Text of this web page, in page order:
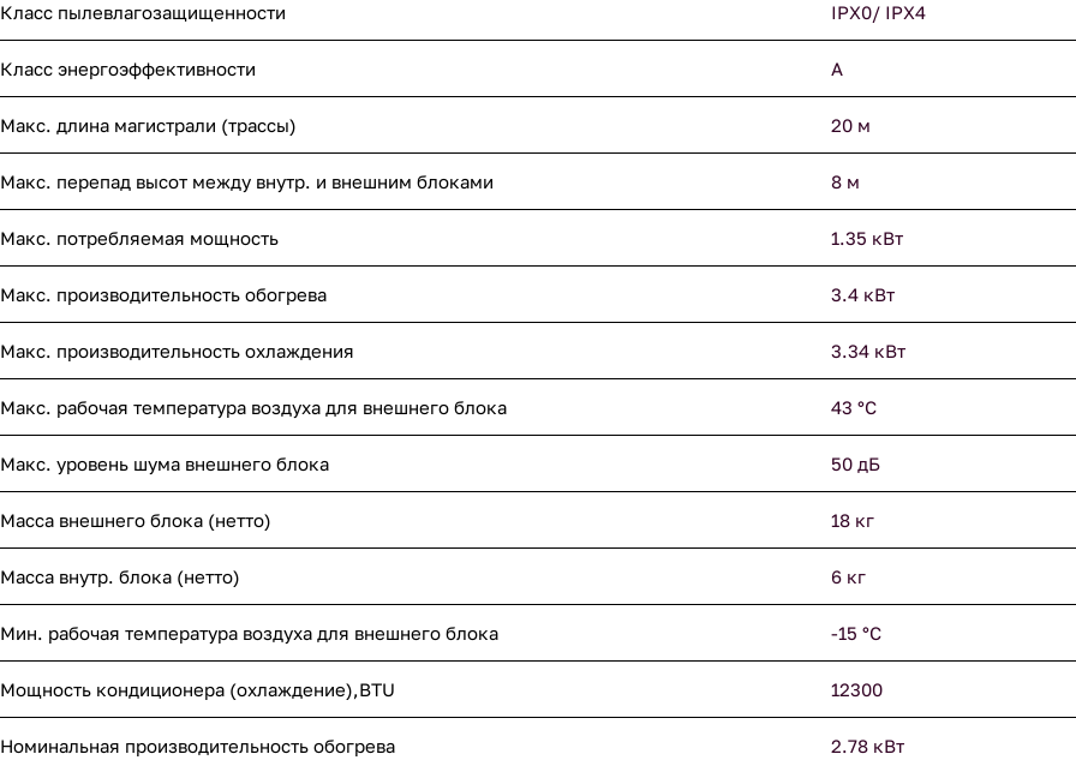
Класс пылевлагозащищенности IPX0/ IPX4
Класс энергоэффективности A
Макс. длина магистрали (трассы) 20 м
Макс. перепад высот между внутр. и внешним блоками 8 м
Макс. потребляемая мощность 1.35 кВт
Макс. производительность обогрева 3.4 кВт
Макс. производительность охлаждения 3.34 кВт
Макс. рабочая температура воздуха для внешнего блока 43 °С
Макс. уровень шума внешнего блока 50 дБ
Масса внешнего блока (нетто) 18 кг
Масса внутр. блока (нетто) 6 кг
Мин. рабочая температура воздуха для внешнего блока -15 °С
Мощность кондиционера (охлаждение),BTU 12300
Номинальная производительность обогрева 2.78 кВт